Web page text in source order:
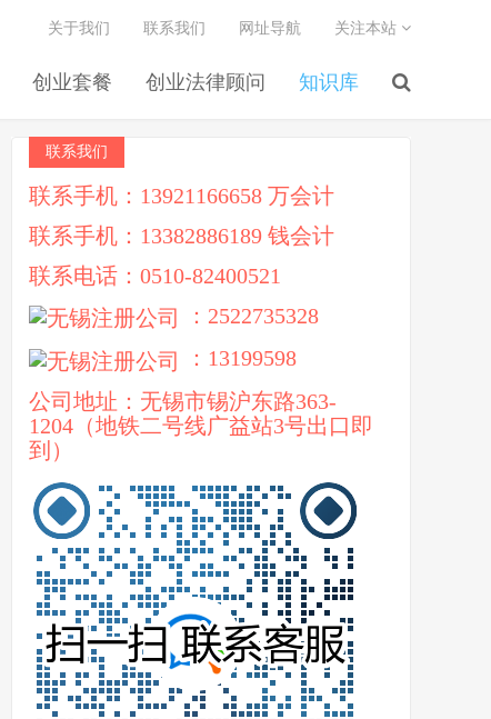
创业套餐 创业法律顾问 知识库
关于我们 联系我们 网址导航 关注本站
联系我们
联系手机：13921166658 万会计
联系手机：13382886189 钱会计
联系电话：0510-82400521
：2522735328
：13199598
公司地址：无锡市锡沪东路363-
1204（地铁二号线广益站3号出口即
到）